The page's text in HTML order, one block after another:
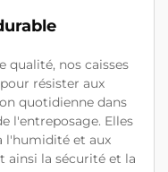
qualité, nos caisses
résister aux
quotidienne dans
l'entreposage. Elles
l'humidité et aux
ainsi la sécurité et la